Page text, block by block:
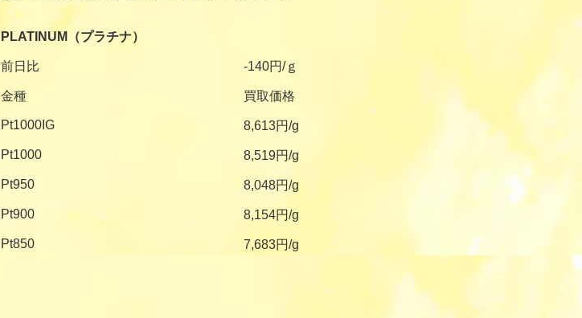
PLATINUM（プラチナ）
前日比 -140円/ｇ
金種 買取価格
Pt1000IG 8,613円/g
Pt1000 8,519円/g
Pt950 8,048円/g
Pt900 8,154円/g
Pt850 7,683円/g